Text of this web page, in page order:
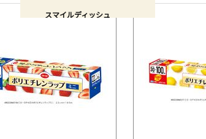
スマイルディッシュ
ヘルシーコープ おいしく減らす
マーク別特設サイト
きらきらステップとは